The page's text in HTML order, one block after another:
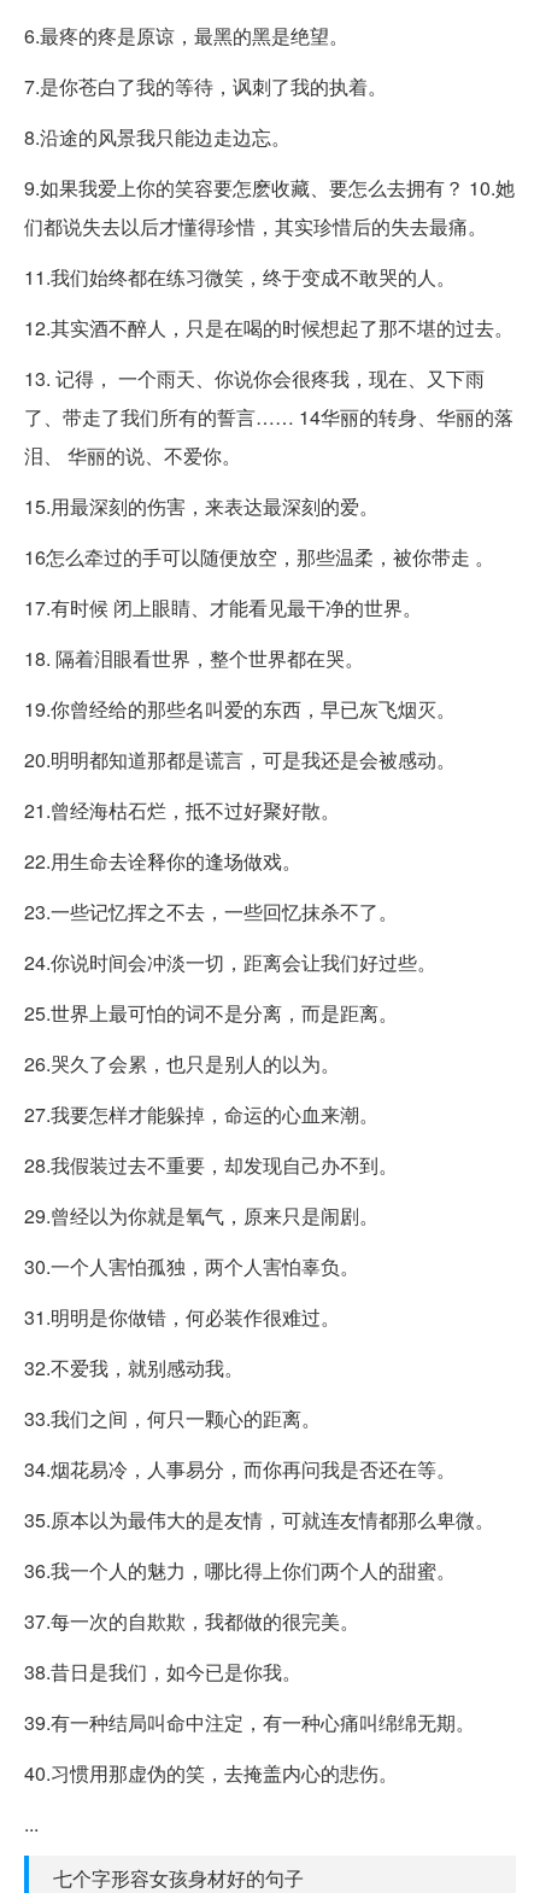
6.最疼的疼是原谅，最黑的黑是绝望。
7.是你苍白了我的等待，讽刺了我的执着。
8.沿途的风景我只能边走边忘。
9.如果我爱上你的笑容要怎麽收藏、要怎么去拥有？ 10.她
们都说失去以后才懂得珍惜，其实珍惜后的失去最痛。
11.我们始终都在练习微笑，终于变成不敢哭的人。
12.其实酒不醉人，只是在喝的时候想起了那不堪的过去。
13. 记得， 一个雨天、你说你会很疼我，现在、又下雨
了、带走了我们所有的誓言…… 14华丽的转身、华丽的落
泪、 华丽的说、不爱你。
15.用最深刻的伤害，来表达最深刻的爱。
16怎么牵过的手可以随便放空，那些温柔，被你带走 。
17.有时候 闭上眼睛、才能看见最干净的世界。
18. 隔着泪眼看世界，整个世界都在哭。
19.你曾经给的那些名叫爱的东西，早已灰飞烟灭。
20.明明都知道那都是谎言，可是我还是会被感动。
21.曾经海枯石烂，抵不过好聚好散。
22.用生命去诠释你的逢场做戏。
23.一些记忆挥之不去，一些回忆抹杀不了。
24.你说时间会冲淡一切，距离会让我们好过些。
25.世界上最可怕的词不是分离，而是距离。
26.哭久了会累，也只是别人的以为。
27.我要怎样才能躲掉，命运的心血来潮。
28.我假装过去不重要，却发现自己办不到。
29.曾经以为你就是氧气，原来只是闹剧。
30.一个人害怕孤独，两个人害怕辜负。
31.明明是你做错，何必装作很难过。
32.不爱我，就别感动我。
33.我们之间，何只一颗心的距离。
34.烟花易冷，人事易分，而你再问我是否还在等。
35.原本以为最伟大的是友情，可就连友情都那么卑微。
36.我一个人的魅力，哪比得上你们两个人的甜蜜。
37.每一次的自欺欺，我都做的很完美。
38.昔日是我们，如今已是你我。
39.有一种结局叫命中注定，有一种心痛叫绵绵无期。
40.习惯用那虚伪的笑，去掩盖内心的悲伤。
...
七个字形容女孩身材好的句子